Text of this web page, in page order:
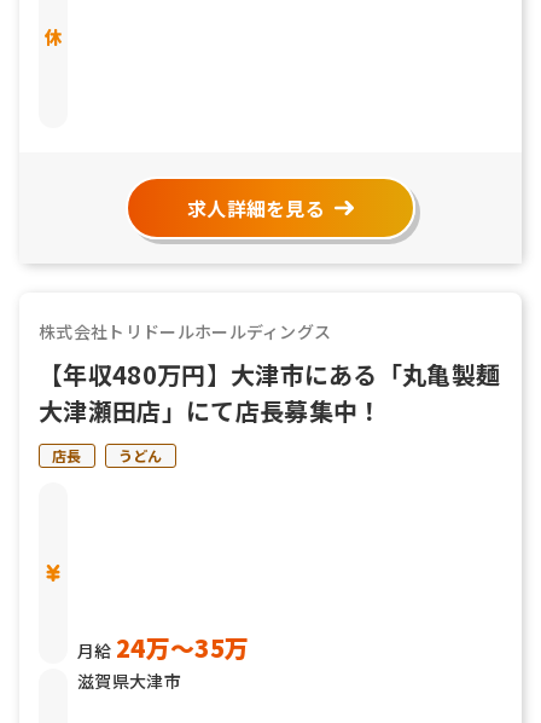
求人詳細を見る
株式会社トリドールホールディングス
【年収480万円】大津市にある「丸亀製麺
大津瀬田店」にて店長募集中！
店長 うどん
月給 24万〜35万
滋賀県大津市